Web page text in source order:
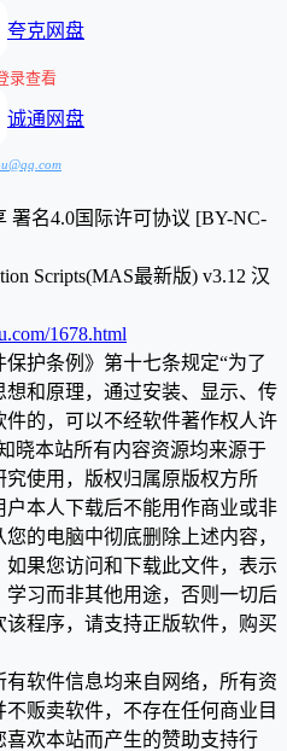
夸克网盘
录查看
诚通网盘
署名4.0国际许可协议 [BY-NC-
Scripts(MAS最新版) v3.12 汉
1678.html
护条例》第十七条规定“为了
和原理，通过安装、显示、传
的，可以不经软件著作权人许
晓本站所有内容资源均来源于
使用，版权归属原版权方所
本人下载后不能用作商业或非
的电脑中彻底删除上述内容，
果您访问和下载此文件，表示
习而非其他用途，否则一切后
程序，请支持正版软件，购买
软件信息均来自网络，所有资
贩卖软件，不存在任何商业目
欢本站而产生的赞助支持行